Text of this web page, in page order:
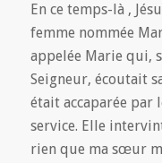
En ce temps-là ,
femme nommée
appelée Marie qui,
Seigneur, écoutait
était accaparée par
service. Elle
rien que ma sœur